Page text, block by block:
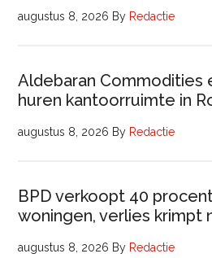
augustus 8, 2026 By Redactie
Aldebaran Commodities
huren kantoorruimte in
augustus 8, 2026 By Redactie
BPD verkoopt 40
woningen, verlies krimpt
augustus 8, 2026 By Redactie